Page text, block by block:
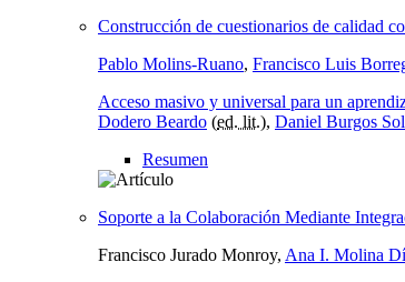
Construcción de cuestionarios de calidad
Pablo Molins-Ruano, Francisco Luis
Acceso masivo y universal para un
Dodero Beardo (ed. lit.), Daniel Burgos
Resumen
Soporte a la Colaboración Mediante
Francisco Jurado Monroy, Ana I. Molina